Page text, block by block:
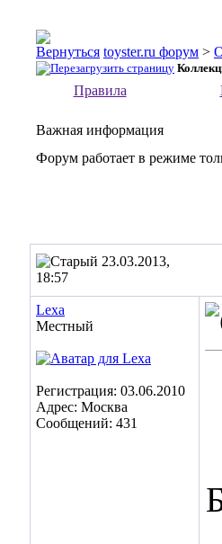
toyster.ru форум >
Правила
Важная информация
Форум работает в режиме
23.03.2013,
18:57
Lexa
Местный
Регистрация: 03.06.2010
Адрес: Москва
Сообщений: 431